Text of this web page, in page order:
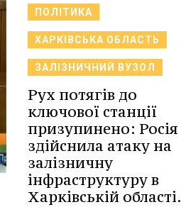
ПОЛІТИКА
ХАРКІВСЬКА ОБЛАСТЬ
ЗАЛІЗНИЧНИЙ ВУЗОЛ
Рух потягів до
ключової станції
призупинено: Росія
здійснила атаку на
залізничну
інфраструктуру в
Харківській області.